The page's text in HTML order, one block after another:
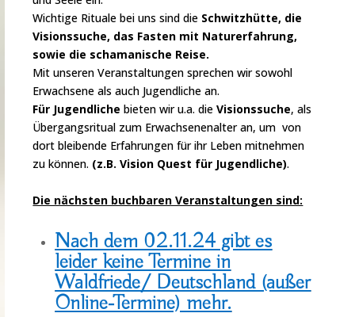
Wichtige Rituale bei uns sind die Schwitzhütte, die
Visionssuche, das Fasten mit Naturerfahrung,
sowie die schamanische Reise.
Mit unseren Veranstaltungen sprechen wir sowohl
Erwachsene als auch Jugendliche an.
Für Jugendlichebieten wir u.a. dieVisionssuche, als
Übergangsritual zum Erwachsenenalter an, um von
dort bleibende Erfahrungen für ihr Leben mitnehmen
zu können. (z.B. Vision Quest für Jugendliche).
Die nächsten buchbaren Veranstaltungen sind:
Nach dem 02.11.24 gibt es
leider keine Termine in
Waldfriede/ Deutschland (außer
Online-Termine) mehr.